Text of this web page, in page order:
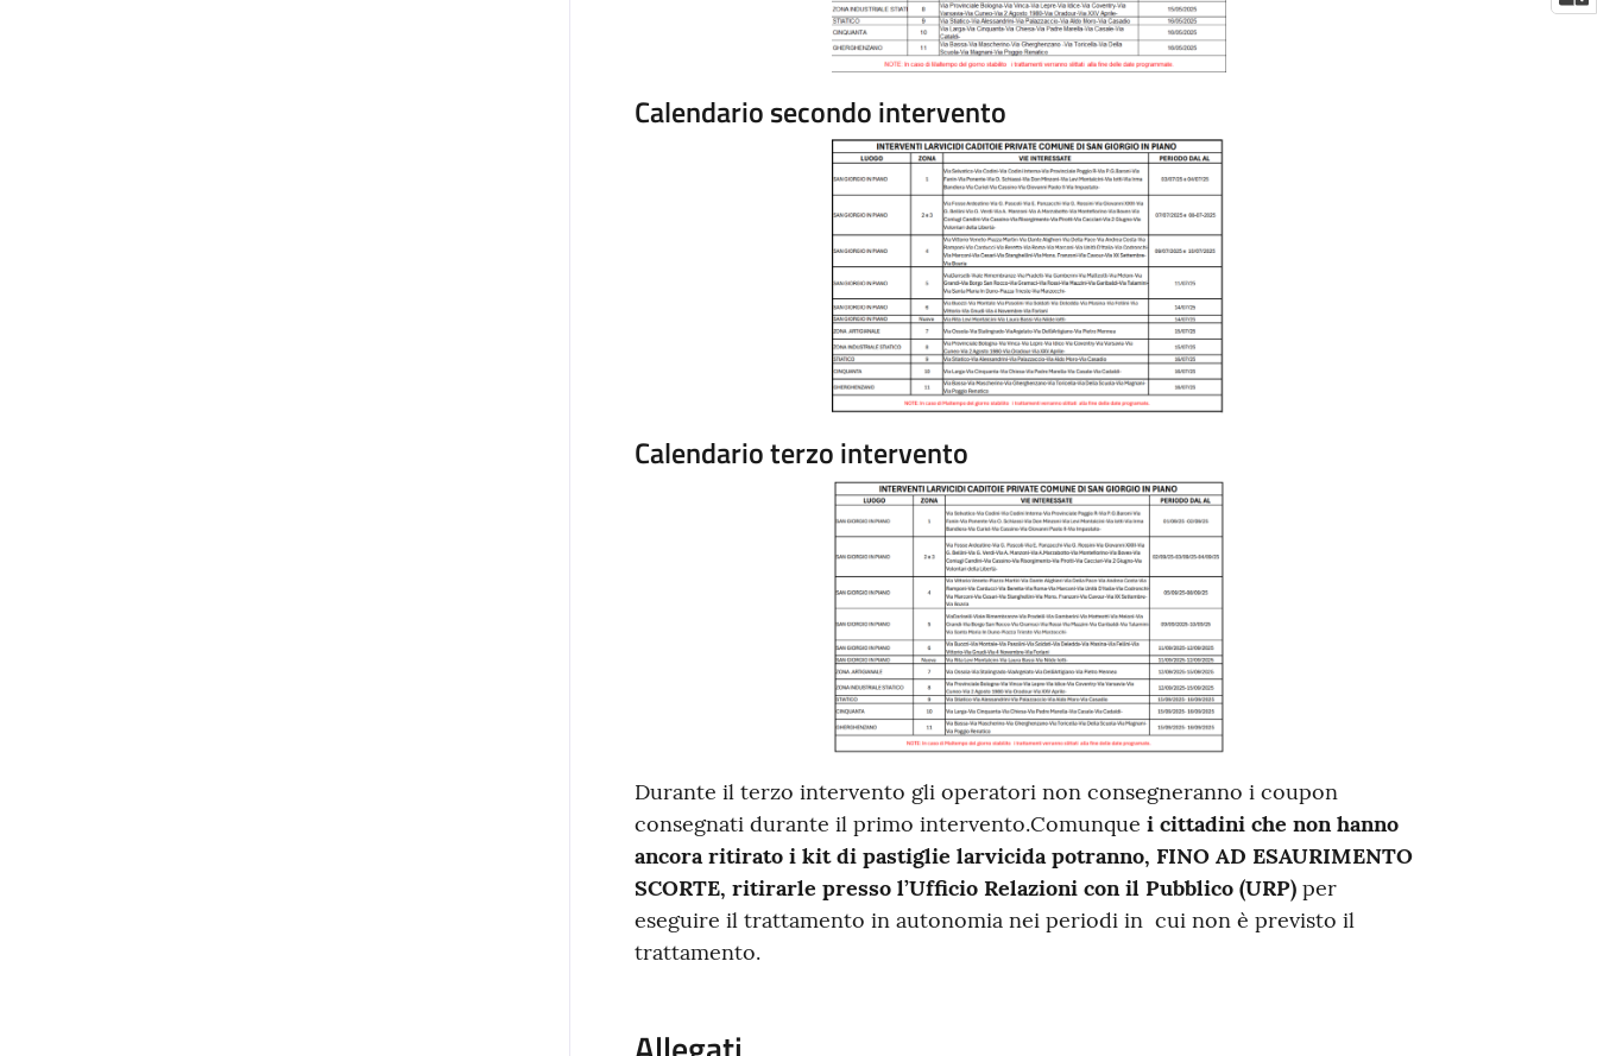
Calendario secondo intervento
Calendario terzo intervento
Durante il terzo intervento gli operatori non consegneranno i coupon
consegnati durante il primo intervento.Comunque i cittadini che non hanno
ancora ritirato i kit di pastiglie larvicida potranno, FINO AD ESAURIMENTO
SCORTE, ritirarle presso l’Ufficio Relazioni con il Pubblico (URP) per
eseguire il trattamento in autonomia nei periodi in cui non è previsto il
trattamento.